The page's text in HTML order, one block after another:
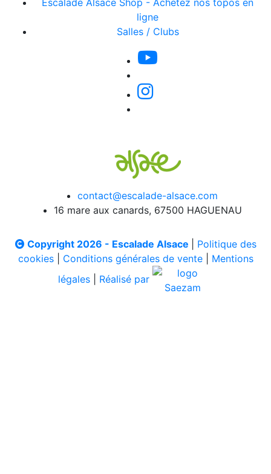
Escalade Alsace Shop - Achetez nos topos en
ligne
Salles / Clubs
contact@escalade-alsace.com
16 mare aux canards, 67500 HAGUENAU
Copyright 2026 - Escalade Alsace
Politique des
cookies| Conditions générales de vente| Mentions
légales
Réalisé par